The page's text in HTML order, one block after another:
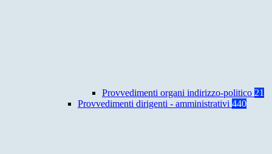
Provvedimenti organi indirizzo-politico 21
Provvedimenti dirigenti - amministrativi 440